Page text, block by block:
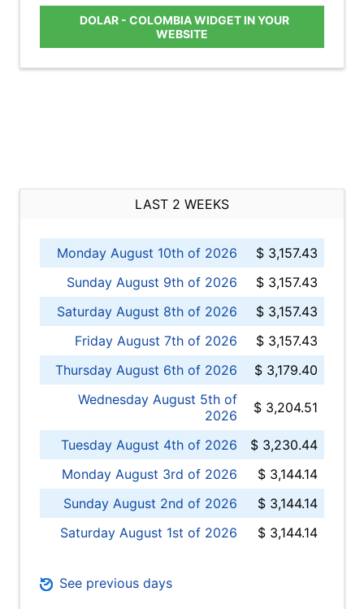
DOLAR - COLOMBIA WIDGET IN YOUR
WEBSITE
LAST 2 WEEKS
Monday August 10th of 2026
$ 3,157.43
Sunday August 9th of 2026
$ 3,157.43
Saturday August 8th of 2026
$ 3,157.43
Friday August 7th of 2026
$ 3,157.43
Thursday August 6th of 2026
$ 3,179.40
Wednesday August 5th of
2026
$ 3,204.51
Tuesday August 4th of 2026
$ 3,230.44
Monday August 3rd of 2026
$ 3,144.14
Sunday August 2nd of 2026
$ 3,144.14
Saturday August 1st of 2026
$ 3,144.14
See previous days